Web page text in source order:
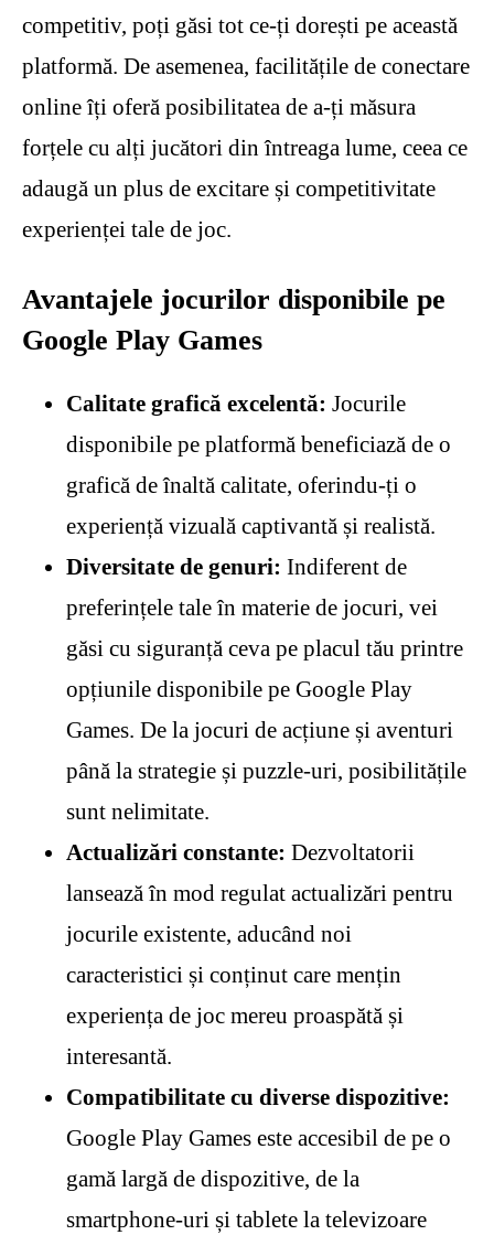
competitiv, poți găsi tot ce-ți dorești pe această
platformă. De asemenea, facilitățile de conectare
online îți oferă posibilitatea de a-ți măsura
forțele cu alți jucători din întreaga lume, ceea ce
adaugă un plus de excitare și competitivitate
experienței tale de joc.
Avantajele jocurilor disponibile pe
Google Play Games
Calitate grafică excelentă: Jocurile
disponibile pe platformă beneficiază de o
grafică de înaltă calitate, oferindu-ți o
experiență vizuală captivantă și realistă.
Diversitate de genuri: Indiferent de
preferințele tale în materie de jocuri, vei
găsi cu siguranță ceva pe placul tău printre
opțiunile disponibile pe Google Play
Games. De la jocuri de acțiune și aventuri
până la strategie și puzzle-uri, posibilitățile
sunt nelimitate.
Actualizări constante: Dezvoltatorii
lansează în mod regulat actualizări pentru
jocurile existente, aducând noi
caracteristici și conținut care mențin
experiența de joc mereu proaspătă și
interesantă.
Compatibilitate cu diverse dispozitive:
Google Play Games este accesibil de pe o
gamă largă de dispozitive, de la
smartphone-uri și tablete la televizoare